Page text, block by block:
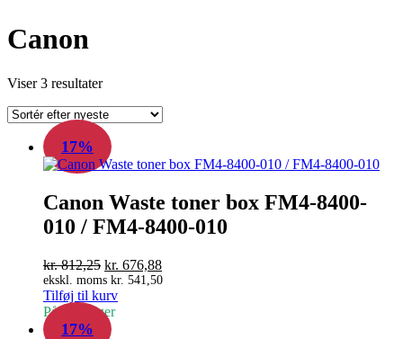
Canon
Viser 3 resultaterSorteret
seneste
17%
Canon Waste toner box FM4-8400-
010 / FM4-8400-010
kr.812,25 Den
oprindelige
pris
var:
kr. 812,25.
kr. 676,88Den
aktuelle
ekskl. moms kr. 541,50
Tilføj til kurv
På fjernlager
17%